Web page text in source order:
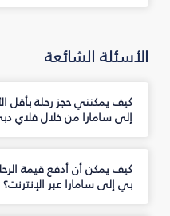
الأسئلة الشائعة
كيف يمكنني حجز رحلة بأقل
إلى سامارا من خلال فلاي
كيف يمكن أن أدفع قيمة
بي إلى سامارا عبر الإنترنت؟